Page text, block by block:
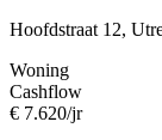
Hoofdstraat 12,
Woning
Cashflow
€ 7.620/jr